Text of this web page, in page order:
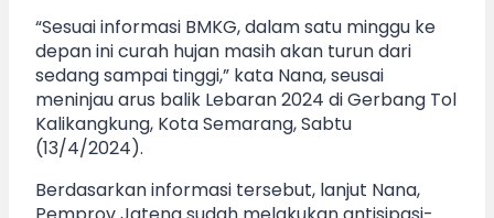
“Sesuai informasi BMKG, dalam satu minggu ke
depan ini curah hujan masih akan turun dari
sedang sampai tinggi,” kata Nana, seusai
meninjau arus balik Lebaran 2024 di Gerbang Tol
Kalikangkung, Kota Semarang, Sabtu
(13/4/2024).
Berdasarkan informasi tersebut, lanjut Nana,